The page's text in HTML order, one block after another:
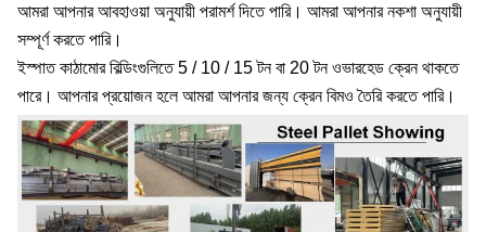
আমরা আপনার আবহাওয়া অনুযায়ী পরামর্শ দিতে পারি। আমরা আপনার নকশা অনুযায়ী
সম্পূর্ণ করতে পারি।
ইস্পাত কাঠামোর বিল্ডিংগুলিতে 5 / 10 / 15 টন বা 20 টন ওভারহেড ক্রেন থাকতে
পারে। আপনার প্রয়োজন হলে আমরা আপনার জন্য ক্রেন বিমও তৈরি করতে পারি।